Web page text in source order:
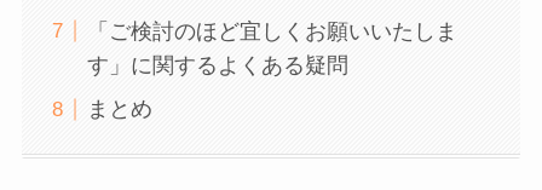
「ご検討のほど宜しくお願いいたしま
す」に関するよくある疑問
まとめ